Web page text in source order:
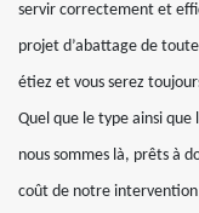
servir correctement et
projet d’abattage de
étiez et vous serez
Quel que le type ainsi que
nous sommes là, prêts à
coût de notre intervention